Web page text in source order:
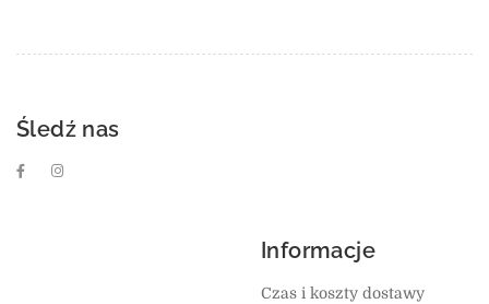
Śledź nas
Informacje
Czas i koszty dostawy